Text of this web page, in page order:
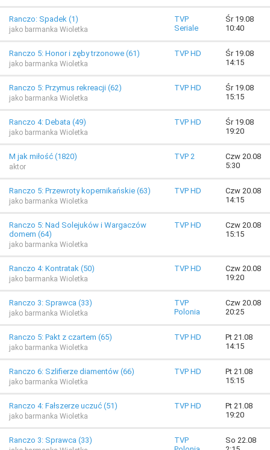
Ranczo: Spadek (1)
jako barmanka Wioletka
TVP
Seriale
Śr 19.08
10:40
Ranczo 5: Honor i zęby trzonowe (61)
jako barmanka Wioletka
TVP HD
Śr 19.08
14:15
Ranczo 5: Przymus rekreacji (62)
jako barmanka Wioletka
TVP HD
Śr 19.08
15:15
Ranczo 4: Debata (49)
jako barmanka Wioletka
TVP HD
Śr 19.08
19:20
M jak miłość (1820)
aktor
TVP 2
Czw 20.08
5:30
Ranczo 5: Przewroty kopernikańskie (63)
jako barmanka Wioletka
TVP HD
Czw 20.08
14:15
Ranczo 5: Nad Solejuków i Wargaczów
domem (64)
jako barmanka Wioletka
TVP HD
Czw 20.08
15:15
Ranczo 4: Kontratak (50)
jako barmanka Wioletka
TVP HD
Czw 20.08
19:20
Ranczo 3: Sprawca (33)
jako barmanka Wioletka
TVP
Polonia
Czw 20.08
20:25
Ranczo 5: Pakt z czartem (65)
jako barmanka Wioletka
TVP HD
Pt 21.08
14:15
Ranczo 6: Szlifierze diamentów (66)
jako barmanka Wioletka
TVP HD
Pt 21.08
15:15
Ranczo 4: Fałszerze uczuć (51)
jako barmanka Wioletka
TVP HD
Pt 21.08
19:20
Ranczo 3: Sprawca (33)
TVP
So 22.08